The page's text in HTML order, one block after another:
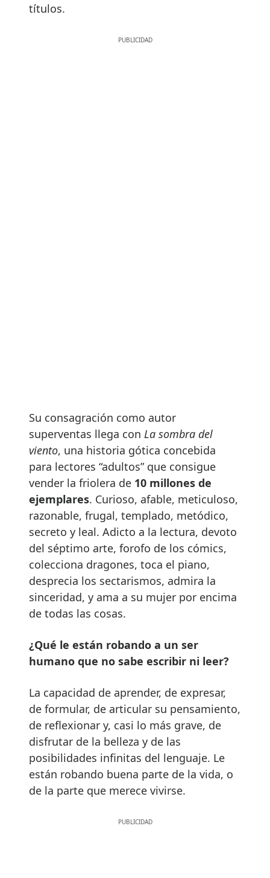
títulos.
Su consagración como autor
superventas llega con La sombra del
viento, una historia gótica concebida
para lectores “adultos” que consigue
vender la friolera de 10 millones de
ejemplares. Curioso, afable, meticuloso,
razonable, frugal, templado, metódico,
secreto y leal. Adicto a la lectura, devoto
del séptimo arte, forofo de los cómics,
colecciona dragones, toca el piano,
desprecia los sectarismos, admira la
sinceridad, y ama a su mujer por encima
de todas las cosas.
¿Qué le están robando a un ser
humano que no sabe escribir ni leer?
La capacidad de aprender, de expresar,
de formular, de articular su pensamiento,
de reflexionar y, casi lo más grave, de
disfrutar de la belleza y de las
posibilidades infinitas del lenguaje. Le
están robando buena parte de la vida, o
de la parte que merece vivirse.